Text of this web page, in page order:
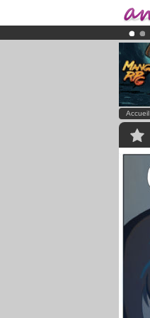
Accueil